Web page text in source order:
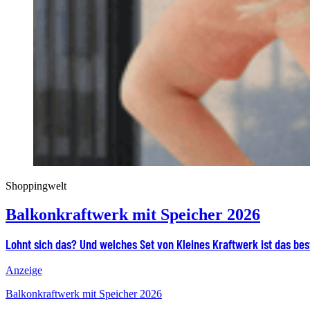
Shoppingwelt
Balkonkraftwerk mit Speicher 2026
Lohnt sich das? Und welches Set von Kleines Kraftwerk ist das
Anzeige
Balkonkraftwerk mit Speicher 2026